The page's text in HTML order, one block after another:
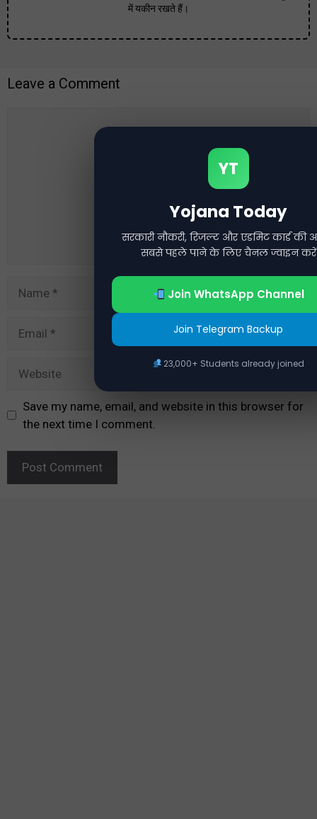
में यकीन रखते हैं।
Leave a Comment
Save my name, email, and website in this browser for
the next time I comment.
YT
Yojana Today
सरकारी नौकरी, रिजल्ट और एडमिट कार्ड की
सबसे पहले पाने के लिए चैनल ज्वाइन करें
Join WhatsApp Channel
Join Telegram Backup
23,000+ Students already joined